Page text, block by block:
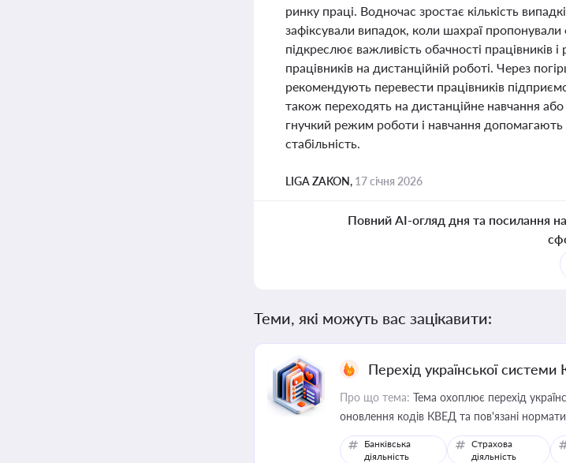
ринку праці. Водночас зростає кількість
зафіксували випадок, коли шахраї
підкреслює важливість обачності працівників
працівників на дистанційній роботі. Через
рекомендують перевести працівників
також переходять на дистанційне навчання
гнучкий режим роботи і навчання допомагають
стабільність.
LIGA ZAKON, 17 січня 2026
Повний AI-огляд дня та посилання на
Теми, які можуть вас зацікавити:
Перехід української
Про що тема: Тема охоплює перехід
оновлення кодів КВЕД та пов'язані
Банківська
діяльність
Страхова
діяльність